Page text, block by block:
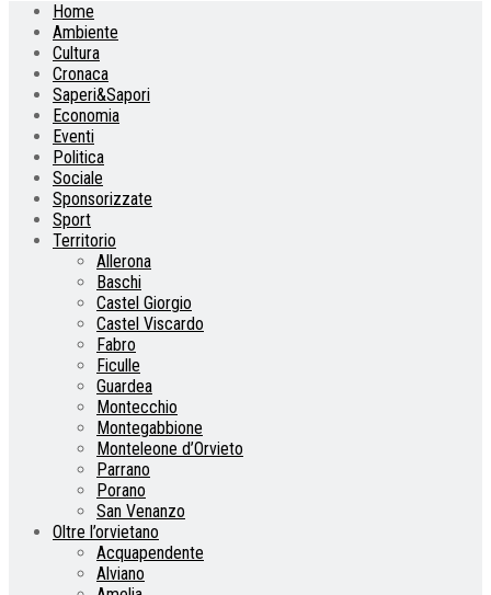
Home
Ambiente
Cultura
Cronaca
Saperi&Sapori
Economia
Eventi
Politica
Sociale
Sponsorizzate
Sport
Territorio
Allerona
Baschi
Castel Giorgio
Castel Viscardo
Fabro
Ficulle
Guardea
Montecchio
Montegabbione
Monteleone d’Orvieto
Parrano
Porano
San Venanzo
Oltre l’orvietano
Acquapendente
Alviano